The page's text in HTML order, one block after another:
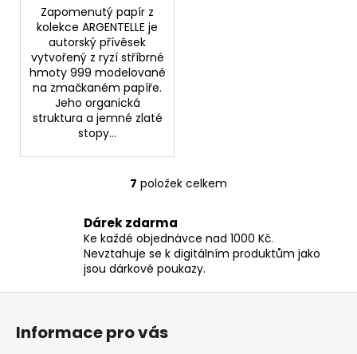
Zapomenutý papír z
kolekce ARGENTELLE je
autorský přívěsek
vytvořený z ryzí stříbrné
hmoty 999 modelované
na zmačkaném papíře.
Jeho organická
struktura a jemné zlaté
stopy...
O
á
d
a
c
7 položek celkem
Dárek zdarma
Ke každé objednávce nad 1000 Kč.
Nevztahuje se k digitálním produktům jako
jsou dárkové poukazy.
Informace pro vás